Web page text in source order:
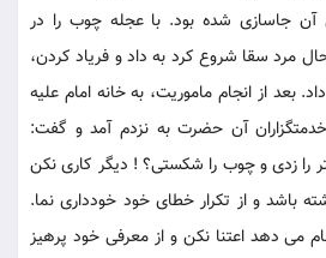
آن جاسازی شده بود. با عجله چوب را در
مرد سقا شروع کرد به داد و فریاد کردن،
بعد از انجام ماموریت، به خانه امام علیه
آن حضرت به نزدم آمد و گفت:
را زدی و چوب را شکستی؟ ! دیگر کاری نکن
باشد و از تکرار خطای خود خودداری نما.
می دهد اعتنا نکن و از معرفی خود پرهیز